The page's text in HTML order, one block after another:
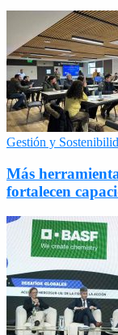
Gestión y
Más
fortalecen